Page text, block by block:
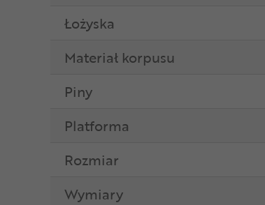
Łożyska
Materiał korpusu
Piny
Platforma
Rozmiar
Wymiary